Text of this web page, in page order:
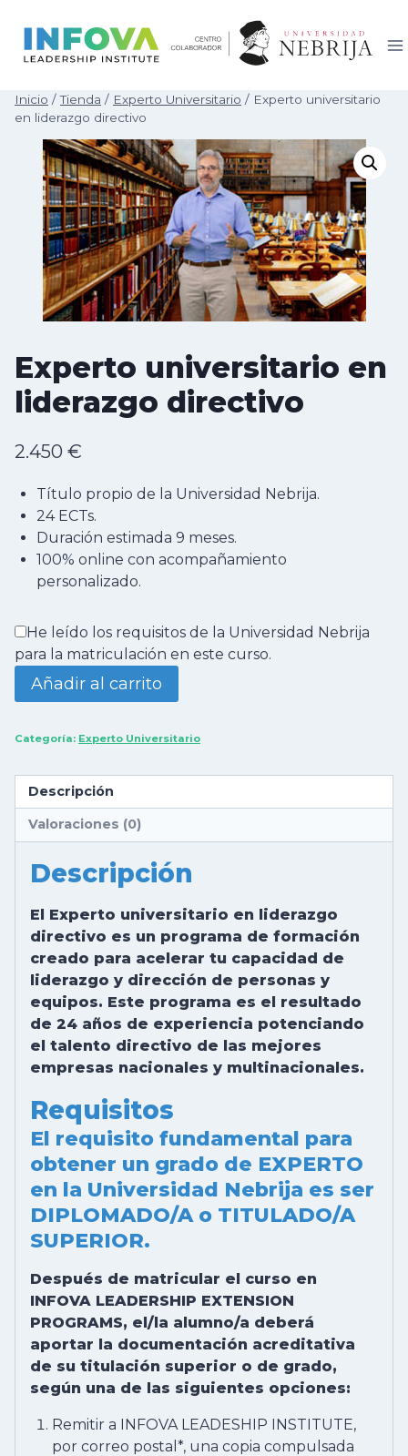
contenido
Inicio / Tienda / Experto Universitario / Experto universitario
en liderazgo directivo
Experto universitario en
liderazgo directivo
2.450 €
Título propio de la Universidad Nebrija.
24 ECTs.
Duración estimada 9 meses.
100% online con acompañamiento
personalizado.
He leído los requisitos de la Universidad Nebrija
para la matriculación en este curso.
Experto
universitario
liderazgo
cantidad
Añadir al carrito
Categoría: Experto Universitario
Descripción
Valoraciones (0)
Descripción
El Experto universitario en liderazgo
directivo es un programa de formación
creado para acelerar tu capacidad de
liderazgo y dirección de personas y
equipos. Este programa es el resultado
de 24 años de experiencia potenciando
el talento directivo de las mejores
empresas nacionales y multinacionales.
Requisitos
El requisito fundamental para
obtener un grado de EXPERTO
en la Universidad Nebrija es ser
DIPLOMADO/A o TITULADO/A
SUPERIOR.
Después de matricular el curso en
INFOVA LEADERSHIP EXTENSION
PROGRAMS, el/la alumno/a deberá
aportar la documentación acreditativa
de su titulación superior o de grado,
según una de las siguientes opciones:
Remitir a INFOVA LEADESHIP INSTITUTE,
por correo postal*, una copia compulsada